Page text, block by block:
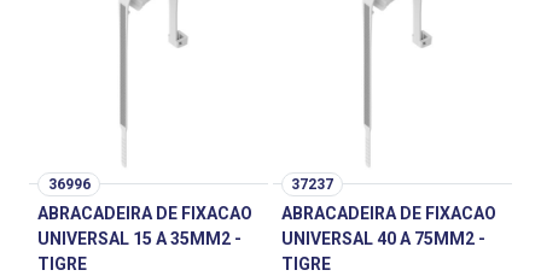
36996
ABRACADEIRA DE FIXACAO
UNIVERSAL 15 A 35MM2 -
TIGRE
37237
ABRACADEIRA DE FIXACAO
UNIVERSAL 40 A 75MM2 -
TIGRE